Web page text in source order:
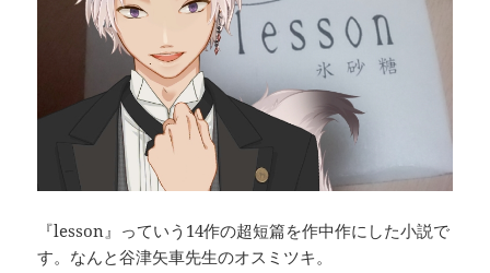
『lesson』っていう14作の超短篇を作中作にした小説で
す。なんと谷津矢車先生のオスミツキ。